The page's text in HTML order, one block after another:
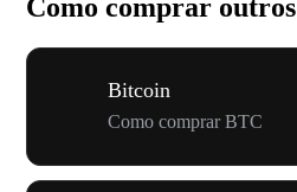
Como comprar
Bitcoin
Como comprar BTC